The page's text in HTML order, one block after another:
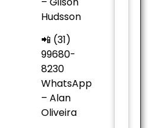
Hudsson
📲 (31)
99680-
8230
WhatsApp
– Alan
Oliveira